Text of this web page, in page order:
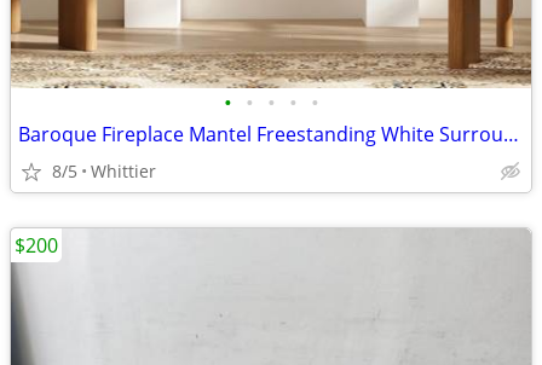
• • • • •
Baroque Fireplace Mantel Freestanding White Surround for Electric Fireplaces (Ne
8/5 Whittier
$200